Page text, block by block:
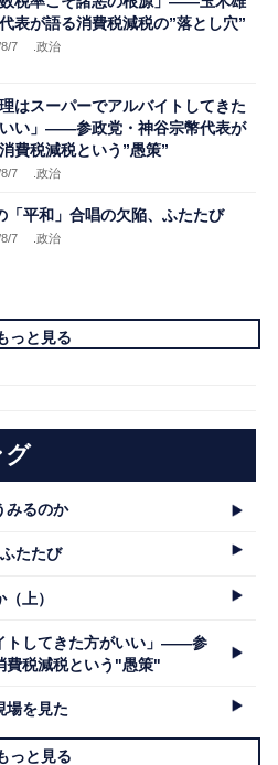
表が語る消費税減税の”落とし穴”
8/7 .政治
理はスーパーでアルバイトしてきた
い」――参政党・神谷宗幣代表が
費税減税という”愚策”
8/7 .政治
「平和」合唱の欠陥、ふたたび
8/7 .政治
っと見る
グ
みるのか
たたび
上）
トしてきた方がいい」――参
費税減税という"愚策"
場を見た
っと見る